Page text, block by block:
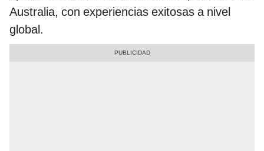
Australia, con experiencias exitosas a nivel
global.